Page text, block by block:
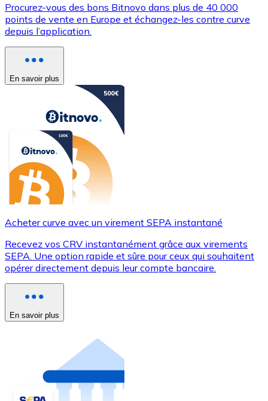
Procurez-vous des bons Bitnovo dans plus de 40 000
points de vente en Europe et échangez-les contre curve
depuis l’application.
En savoir plus
Acheter curve avec un virement SEPA instantané
Recevez vos CRV instantanément grâce aux virements
SEPA. Une option rapide et sûre pour ceux qui souhaitent
opérer directement depuis leur compte bancaire.
En savoir plus